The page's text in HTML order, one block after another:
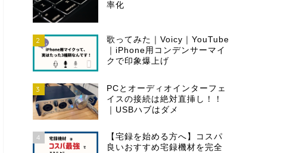
率化
2
歌ってみた｜Voicy｜YouTube
｜iPhone用コンデンサーマイ
クで印象爆上げ
3
PCとオーディオインターフェ
イスの接続は絶対直挿し！！
｜USBハブはダメ
4
【宅録を始める方へ】コスパ
良いおすすめ宅録機材を完全